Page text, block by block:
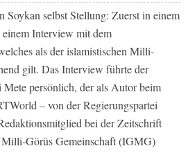
selbst Stellung: Zuerst in einem
Interview mit dem
als der islamistischen Milli-
gilt. Das Interview führte der
persönlich, der als Autor beim
– von der Regierungspartei
bei der Zeitschrift
Görüs Gemeinschaft (IGMG)